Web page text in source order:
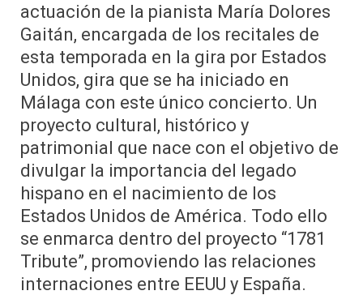
actuación de la pianista María Dolores
Gaitán, encargada de los recitales de
esta temporada en la gira por Estados
Unidos, gira que se ha iniciado en
Málaga con este único concierto. Un
proyecto cultural, histórico y
patrimonial que nace con el objetivo de
divulgar la importancia del legado
hispano en el nacimiento de los
Estados Unidos de América. Todo ello
se enmarca dentro del proyecto “1781
Tribute”, promoviendo las relaciones
internaciones entre EEUU y España.